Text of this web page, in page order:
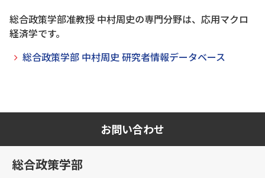
総合政策学部准教授 中村周史の専門分野は、応用マクロ
経済学です。
総合政策学部 中村周史 研究者情報データベース
お問い合わせ
総合政策学部